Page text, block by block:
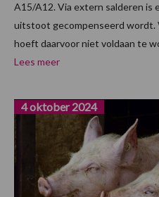
A15/A12. Via extern salderen is
uitstoot gecompenseerd wordt.
hoeft daarvoor niet voldaan te
Lees meer
4 oktober 2024